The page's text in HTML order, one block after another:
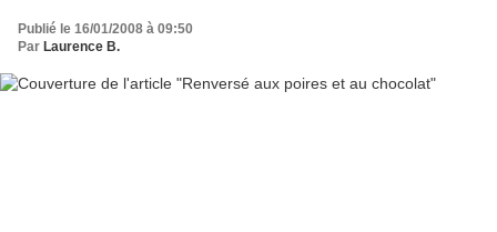
Publié le 16/01/2008 à 09:50
Par Laurence B.